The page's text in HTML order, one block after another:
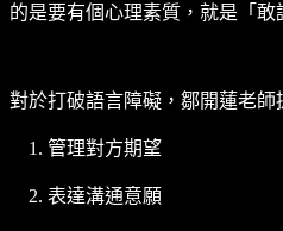
的是要有個心理素質，就是「敢
對於打破語言障礙，鄒開蓮老師
管理對方期望
表達溝通意願